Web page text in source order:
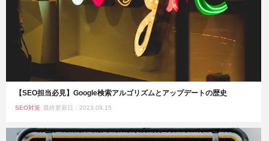
【SEO担当必見】Google検索アルゴリズムとアップデートの歴史
SEO対策 最終更新日：2023.09.15